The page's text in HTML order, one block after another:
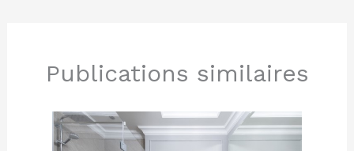
Publications similaires